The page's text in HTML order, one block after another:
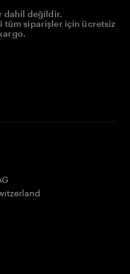
dahil değildir.
tüm siparişler için ücretsiz